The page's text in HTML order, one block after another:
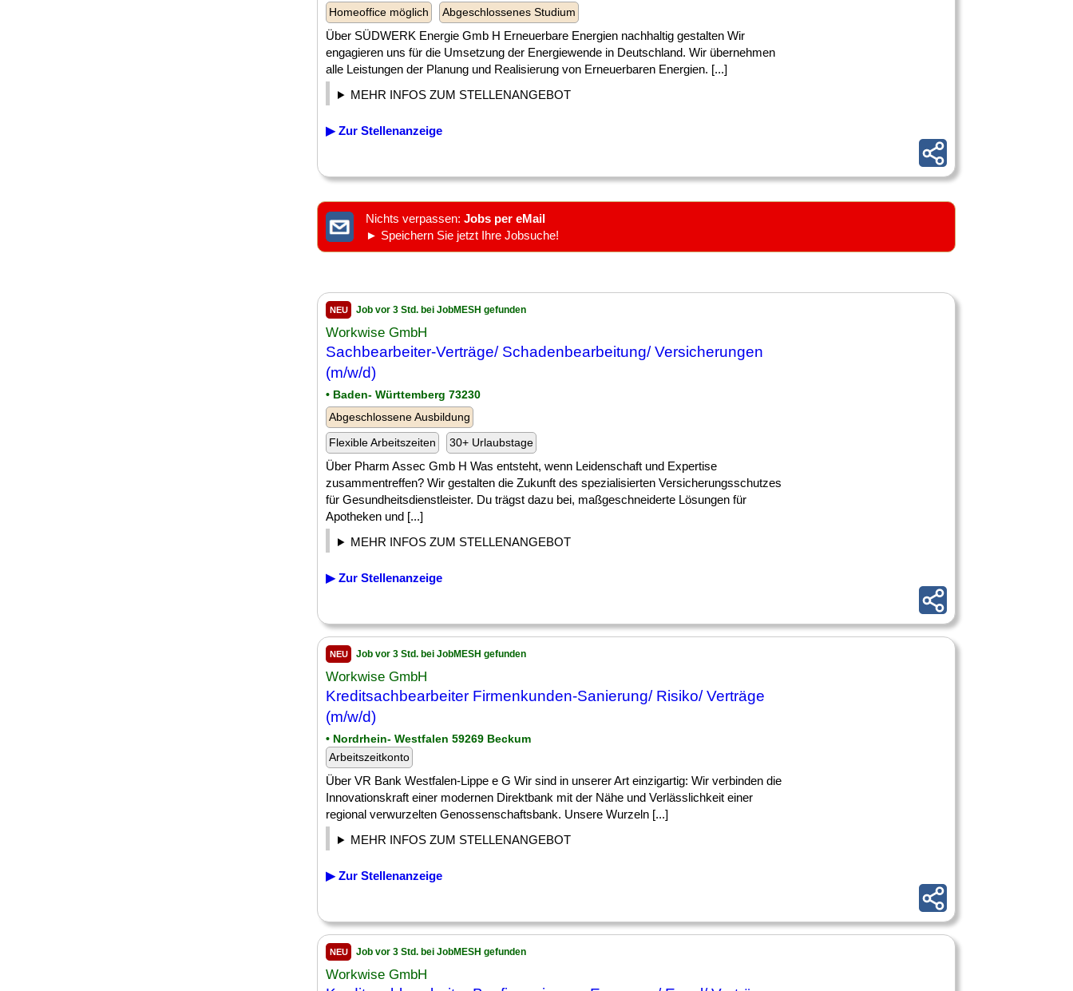
Homeoffice möglich
Abgeschlossenes Studium
Über SÜDWERK Energie Gmb H Erneuerbare Energien nachhaltig gestalten Wir
engagieren uns für die Umsetzung der Energiewende in Deutschland. Wir übernehmen
alle Leistungen der Planung und Realisierung von Erneuerbaren Energien. [...]
MEHR INFOS ZUM STELLENANGEBOT
▶ Zur Stellenanzeige
Nichts verpassen: Jobs per eMail
► Speichern Sie jetzt Ihre Jobsuche!
NEU Job vor 3 Std. bei JobMESH gefunden
Workwise GmbH
Sachbearbeiter-Verträge/ Schadenbearbeitung/ Versicherungen
(m/w/d)
• Baden- Württemberg 73230
Abgeschlossene Ausbildung
Flexible Arbeitszeiten
30+ Urlaubstage
Über Pharm Assec Gmb H Was entsteht, wenn Leidenschaft und Expertise
zusammentreffen? Wir gestalten die Zukunft des spezialisierten Versicherungsschutzes
für Gesundheitsdienstleister. Du trägst dazu bei, maßgeschneiderte Lösungen für
Apotheken und [...]
MEHR INFOS ZUM STELLENANGEBOT
▶ Zur Stellenanzeige
NEU Job vor 3 Std. bei JobMESH gefunden
Workwise GmbH
Kreditsachbearbeiter Firmenkunden-Sanierung/ Risiko/ Verträge
(m/w/d)
• Nordrhein- Westfalen 59269 Beckum
Arbeitszeitkonto
Über VR Bank Westfalen-Lippe e G Wir sind in unserer Art einzigartig: Wir verbinden die
Innovationskraft einer modernen Direktbank mit der Nähe und Verlässlichkeit einer
regional verwurzelten Genossenschaftsbank. Unsere Wurzeln [...]
MEHR INFOS ZUM STELLENANGEBOT
▶ Zur Stellenanzeige
NEU Job vor 3 Std. bei JobMESH gefunden
Workwise GmbH